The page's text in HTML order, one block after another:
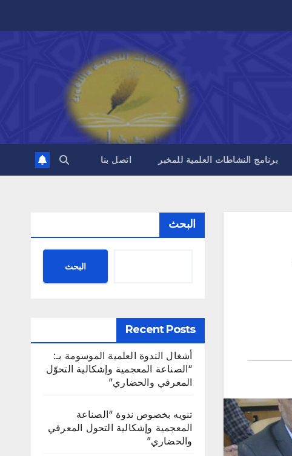
برنامج النشاطات العلمية للمخبر اتصل بنا
البحث
البحث
Recent Posts
أشغال الندوة العلمية الموسومة بـ:
“الصناعة المعجمية وإشكالية التحوّل
المعرفي والحضاري”
تنويه بخصوص ندوة “الصناعة
المعجمية وإشكالية التحول المعرفي
والحضاري”